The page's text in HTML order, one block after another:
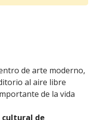
de arte moderno,
al aire libre
de la vida
cultural de